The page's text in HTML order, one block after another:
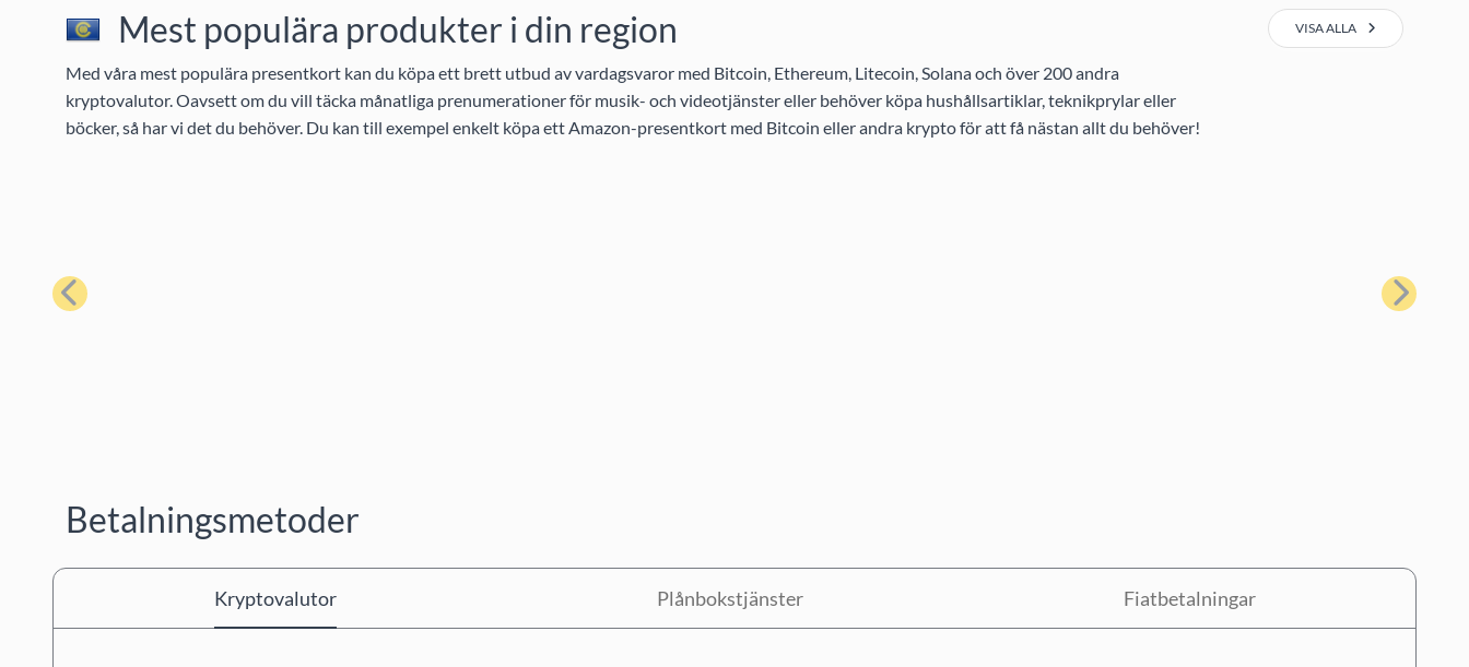
Mest populära produkter i din region
Med våra mest populära presentkort kan du köpa ett brett utbud av vardagsvaror med Bitcoin, Ethereum, Litecoin, Solana och över 200 andra
kryptovalutor. Oavsett om du vill täcka månatliga prenumerationer för musik- och videotjänster eller behöver köpa hushållsartiklar, teknikprylar eller
böcker, så har vi det du behöver. Du kan till exempel enkelt köpa ett Amazon-presentkort med Bitcoin eller andra krypto för att få nästan allt du behöver!
VISA ALLA
Föregående Nästa
Betalningsmetoder
Kryptovalutor Plånbokstjänster Fiatbetalningar